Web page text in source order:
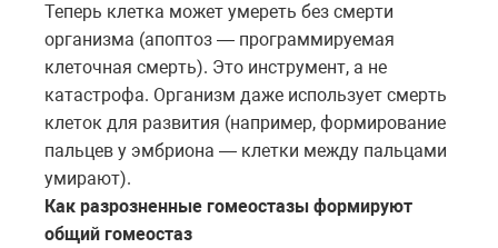
Теперь клетка может умереть без смерти
организма (апоптоз — программируемая
клеточная смерть). Это инструмент, а не
катастрофа. Организм даже использует смерть
клеток для развития (например, формирование
пальцев у эмбриона — клетки между пальцами
умирают).
Как разрозненные гомеостазы формируют
общий гомеостаз